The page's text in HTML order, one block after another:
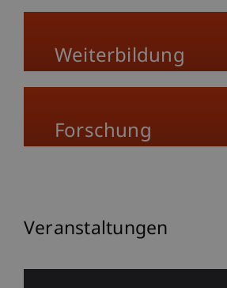
Weiterbildung
Forschung
Veranstaltungen